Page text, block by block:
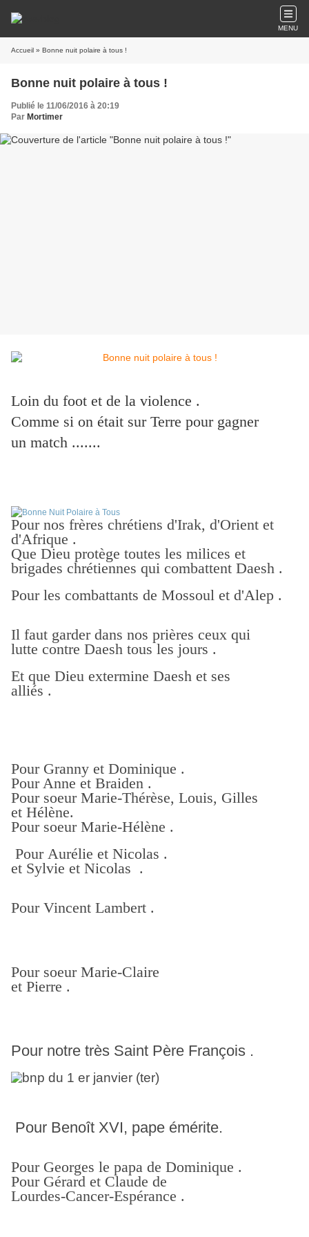
MENU
Accueil » Bonne nuit polaire à tous !
Bonne nuit polaire à tous !
Publié le 11/06/2016 à 20:19
Par Mortimer
Loin du foot et de la violence .
Comme si on était sur Terre pour gagner
un match .......
Pour nos frères chrétiens d'Irak, d'Orient et
d'Afrique .
Que Dieu protège toutes les milices et
brigades chrétiennes qui combattent Daesh .
Pour les combattants de Mossoul et d'Alep .
Il faut garder dans nos prières ceux qui
lutte contre Daesh tous les jours .
Et que Dieu extermine Daesh et ses
alliés .
Pour Granny et Dominique .
Pour Anne et Braiden .
Pour soeur Marie-Thérèse, Louis, Gilles
et Hélène.
Pour soeur Marie-Hélène .
Pour Aurélie et Nicolas .
et Sylvie et Nicolas .
Pour Vincent Lambert .
Pour soeur Marie-Claire
et Pierre .
Pour notre très Saint Père François .
Pour Benoît XVI, pape émérite.
Pour Georges le papa de Dominique .
Pour Gérard et Claude de
Lourdes-Cancer-Espérance .